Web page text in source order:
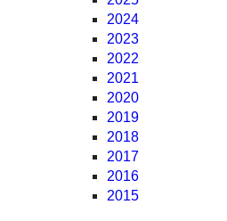
2024
2023
2022
2021
2020
2019
2018
2017
2016
2015